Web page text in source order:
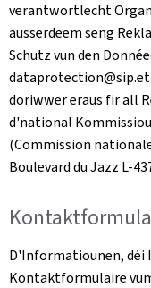
verantwortlecht Organ
ausserdeem seng
Schutz vun den
doriwwer eraus fir all
d'national
(Commission
Boulevard du Jazz L-
D'Informatiounen, déi
Kontaktformulaire